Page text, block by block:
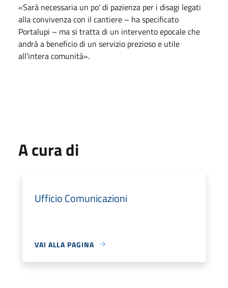
«Sarà necessaria un po' di pazienza per i disagi legati
alla convivenza con il cantiere – ha specificato
Portalupi – ma si tratta di un intervento epocale che
andrà a beneficio di un servizio prezioso e utile
all'intera comunità».
A cura di
Ufficio Comunicazioni
VAI ALLA PAGINA